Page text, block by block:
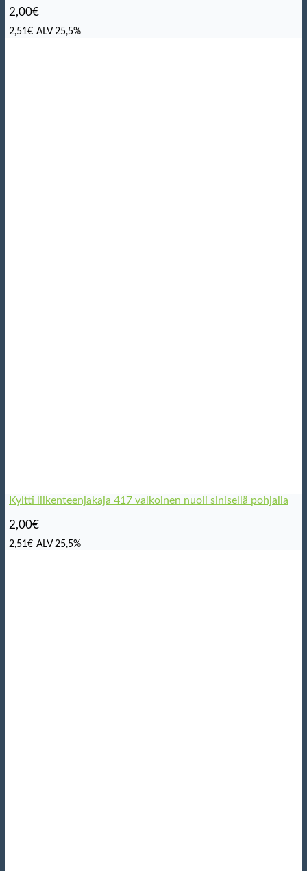
2,00€
2,51€ ALV 25,5%
Kyltti liikenteenjakaja 417 valkoinen nuoli sinisellä pohjalla
2,00€
2,51€ ALV 25,5%